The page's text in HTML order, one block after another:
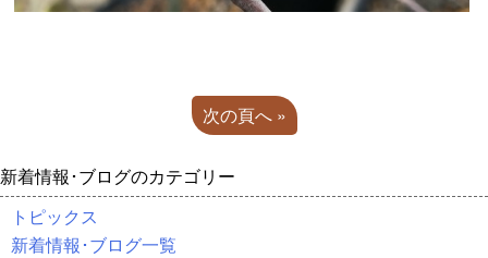
次の頁へ »
新着情報･ブログのカテゴリー
トピックス
新着情報･ブログ一覧